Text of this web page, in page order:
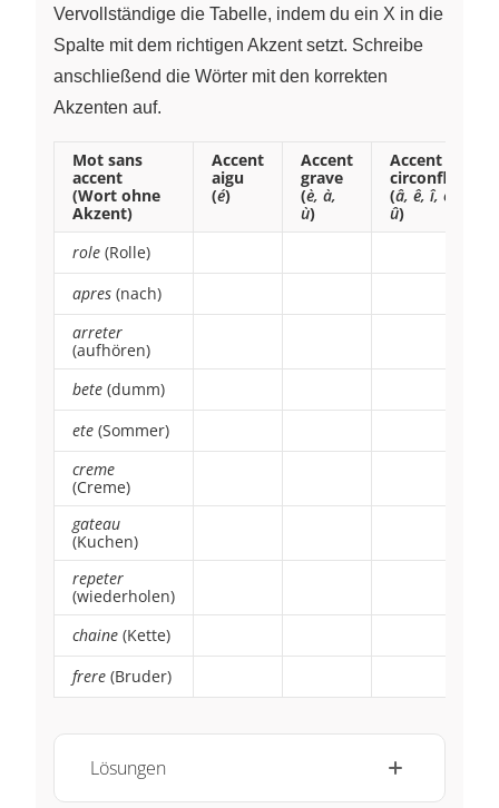
Vervollständige die Tabelle, indem du ein X in die
Spalte mit dem richtigen Akzent setzt. Schreibe
anschließend die Wörter mit den korrekten
Akzenten auf.
Mot sans
accent
(Wort ohne
Akzent)
Accent
aigu
(é)
Accent
grave
(è, à,
ù)
Accent
circonflexe
(â, ê, î, ô,
û)
role (Rolle)
apres (nach)
arreter
(aufhören)
bete (dumm)
ete (Sommer)
creme
(Creme)
gateau
(Kuchen)
repeter
(wiederholen)
chaine (Kette)
frere (Bruder)
Lösungen